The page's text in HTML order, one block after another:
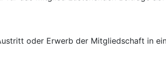
oder Erwerb der Mitgliedschaft in